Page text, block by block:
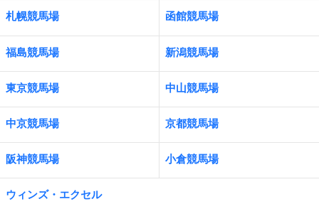
札幌競馬場 函館競馬場
福島競馬場 新潟競馬場
東京競馬場 中山競馬場
中京競馬場 京都競馬場
阪神競馬場 小倉競馬場
ウィンズ・エクセル